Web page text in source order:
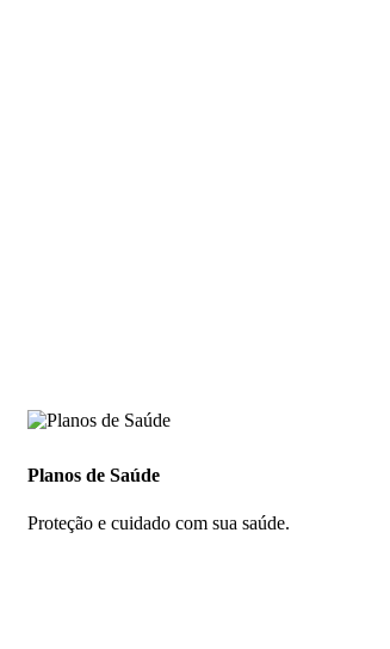
Planos de Saúde
Proteção e cuidado com sua saúde.